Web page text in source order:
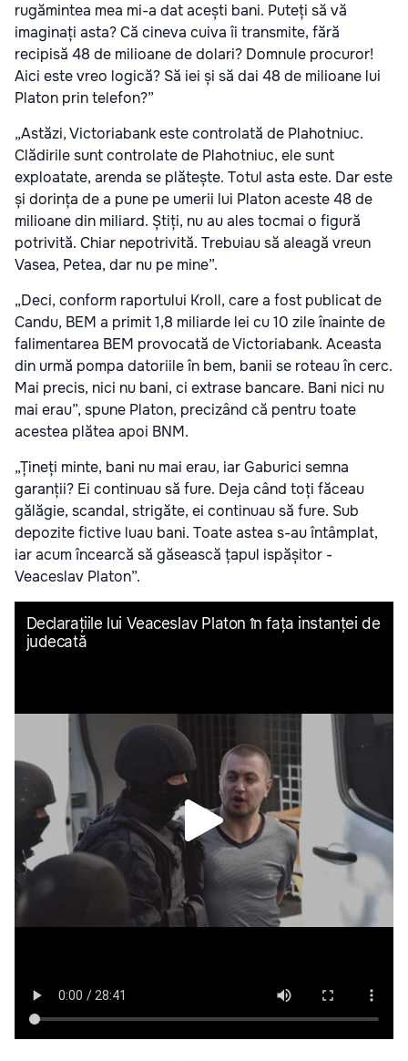
rugămintea mea mi-a dat acești bani. Puteți să vă
imaginați asta? Că cineva cuiva îi transmite, fără
recipisă 48 de milioane de dolari? Domnule procuror!
Aici este vreo logică? Să iei și să dai 48 de milioane lui
Platon prin telefon?”
„Astăzi, Victoriabank este controlată de Plahotniuc.
Clădirile sunt controlate de Plahotniuc, ele sunt
exploatate, arenda se plătește. Totul asta este. Dar este
și dorința de a pune pe umerii lui Platon aceste 48 de
milioane din miliard. Știți, nu au ales tocmai o figură
potrivită. Chiar nepotrivită. Trebuiau să aleagă vreun
Vasea, Petea, dar nu pe mine”.
„Deci, conform raportului Kroll, care a fost publicat de
Candu, BEM a primit 1,8 miliarde lei cu 10 zile înainte de
falimentarea BEM provocată de Victoriabank. Aceasta
din urmă pompa datoriile în bem, banii se roteau în cerc.
Mai precis, nici nu bani, ci extrase bancare. Bani nici nu
mai erau”, spune Platon, precizând că pentru toate
acestea plătea apoi BNM.
„Țineți minte, bani nu mai erau, iar Gaburici semna
garanții? Ei continuau să fure. Deja când toți făceau
gălăgie, scandal, strigăte, ei continuau să fure. Sub
depozite fictive luau bani. Toate astea s-au întâmplat,
iar acum încearcă să găsească țapul ispășitor -
Veaceslav Platon”.